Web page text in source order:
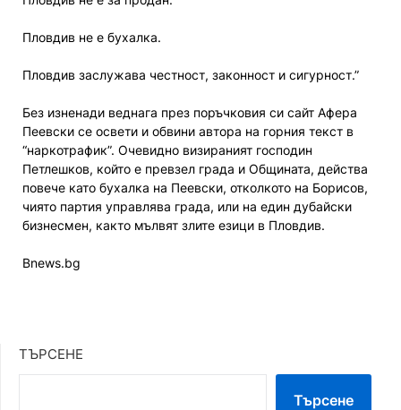
Пловдив не е бухалка.
Пловдив заслужава честност, законност и сигурност.”
Без изненади веднага през поръчковия си сайт Афера
Пеевски се освети и обвини автора на горния текст в
“наркотрафик”. Очевидно визираният господин
Петлешков, който е превзел града и Общината, действа
повече като бухалка на Пеевски, отколкото на Борисов,
чиято партия управлява града, или на един дубайски
бизнесмен, както мълвят злите езици в Пловдив.
Bnews.bg
ТЪРСЕНЕ
Търсене